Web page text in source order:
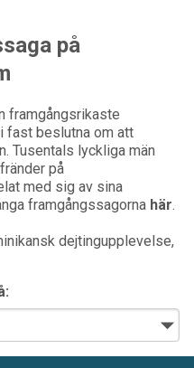
på
framgångsrikaste
fast beslutna om att
Tusentals lyckliga män
på
med sig av sina
framgångssagorna här.
dejtingupplevelse,